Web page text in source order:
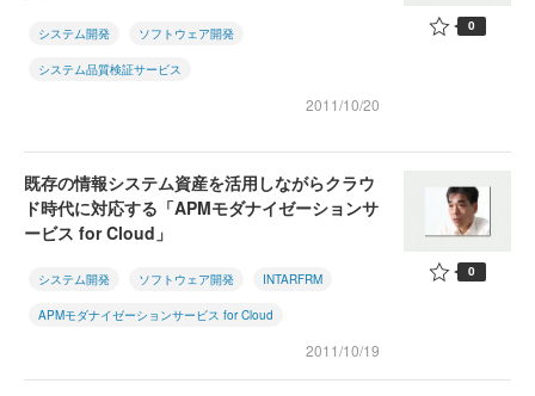
システム開発 ソフトウェア開発
システム品質検証サービス
2011/10/20
0
既存の情報システム資産を活用しながらクラウ
ド時代に対応する「APMモダナイゼーションサ
ービス for Cloud」
システム開発 ソフトウェア開発 INTARFRM
APMモダナイゼーションサービス for Cloud
2011/10/19
0